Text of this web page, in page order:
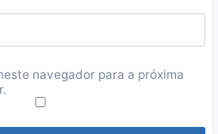
navegador para a próxima